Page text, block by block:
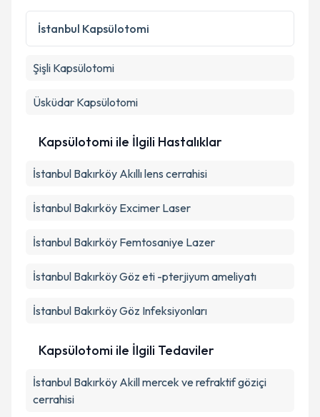
kapsamda işlenmesini kabul ediyorum.
İstanbul Kapsülotomi
Şişli Kapsülotomi
Üsküdar Kapsülotomi
Kapsülotomi ile İlgili Hastalıklar
İstanbul Bakırköy Akıllı lens cerrahisi
İstanbul Bakırköy Excimer Laser
İstanbul Bakırköy Femtosaniye Lazer
İstanbul Bakırköy Göz eti -pterjiyum ameliyatı
İstanbul Bakırköy Göz Infeksiyonları
Kapsülotomi ile İlgili Tedaviler
İstanbul Bakırköy Akill mercek ve refraktif göziçi
cerrahisi